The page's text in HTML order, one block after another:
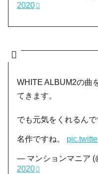
2020
WHITE ALBUM2の曲
てきます。
でも元気をくれるんで
名作ですね。
— マンションマニア
2020